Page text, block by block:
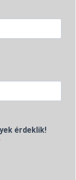
érdeklik!